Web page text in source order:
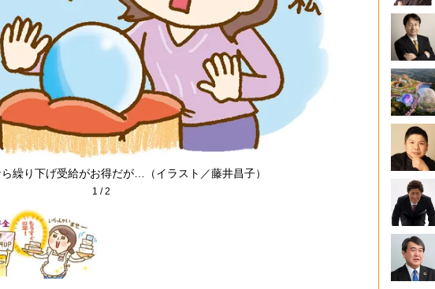
繰り下げ受給がお得だが…（イラスト／藤井昌子）
1 /2